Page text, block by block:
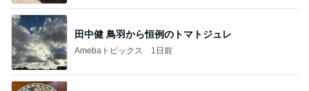
田中健 鳥羽から恒例のトマトジュレ
Amebaトピックス 1日前